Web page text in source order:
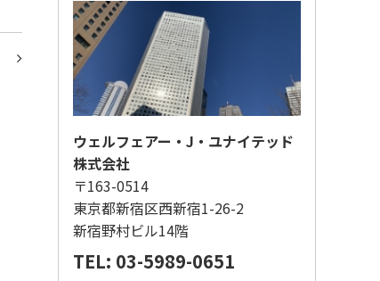
ウェルフェアー・J・ユナイテッド
株式会社
〒163-0514
東京都新宿区西新宿1-26-2
新宿野村ビル14階
TEL: 03-5989-0651